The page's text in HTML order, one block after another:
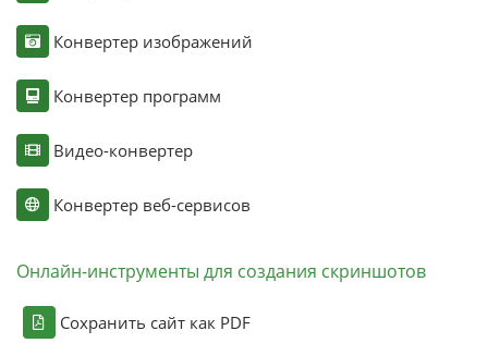
Конвертер изображений
Конвертер программ
Видео-конвертер
Конвертер веб-сервисов
Онлайн-инструменты для создания скриншотов
Сохранить сайт как PDF